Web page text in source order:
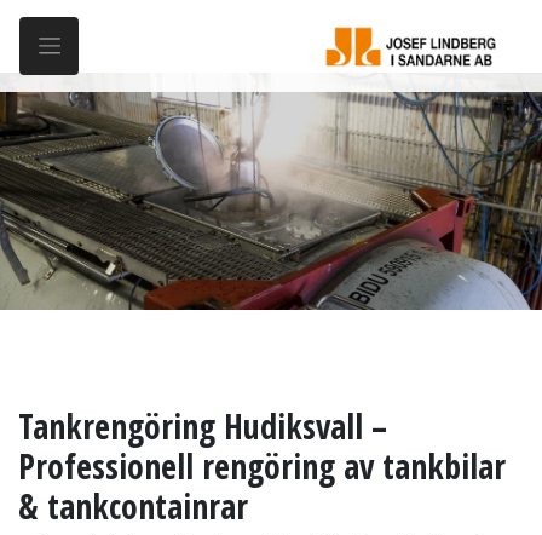
Tankrengöring Hudiksvall –
Professionell rengöring av tankbilar
& tankcontainrar